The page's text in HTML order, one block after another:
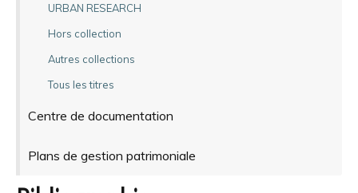
URBAN RESEARCH
Hors collection
Autres collections
Tous les titres
Centre de documentation
Plans de gestion patrimoniale